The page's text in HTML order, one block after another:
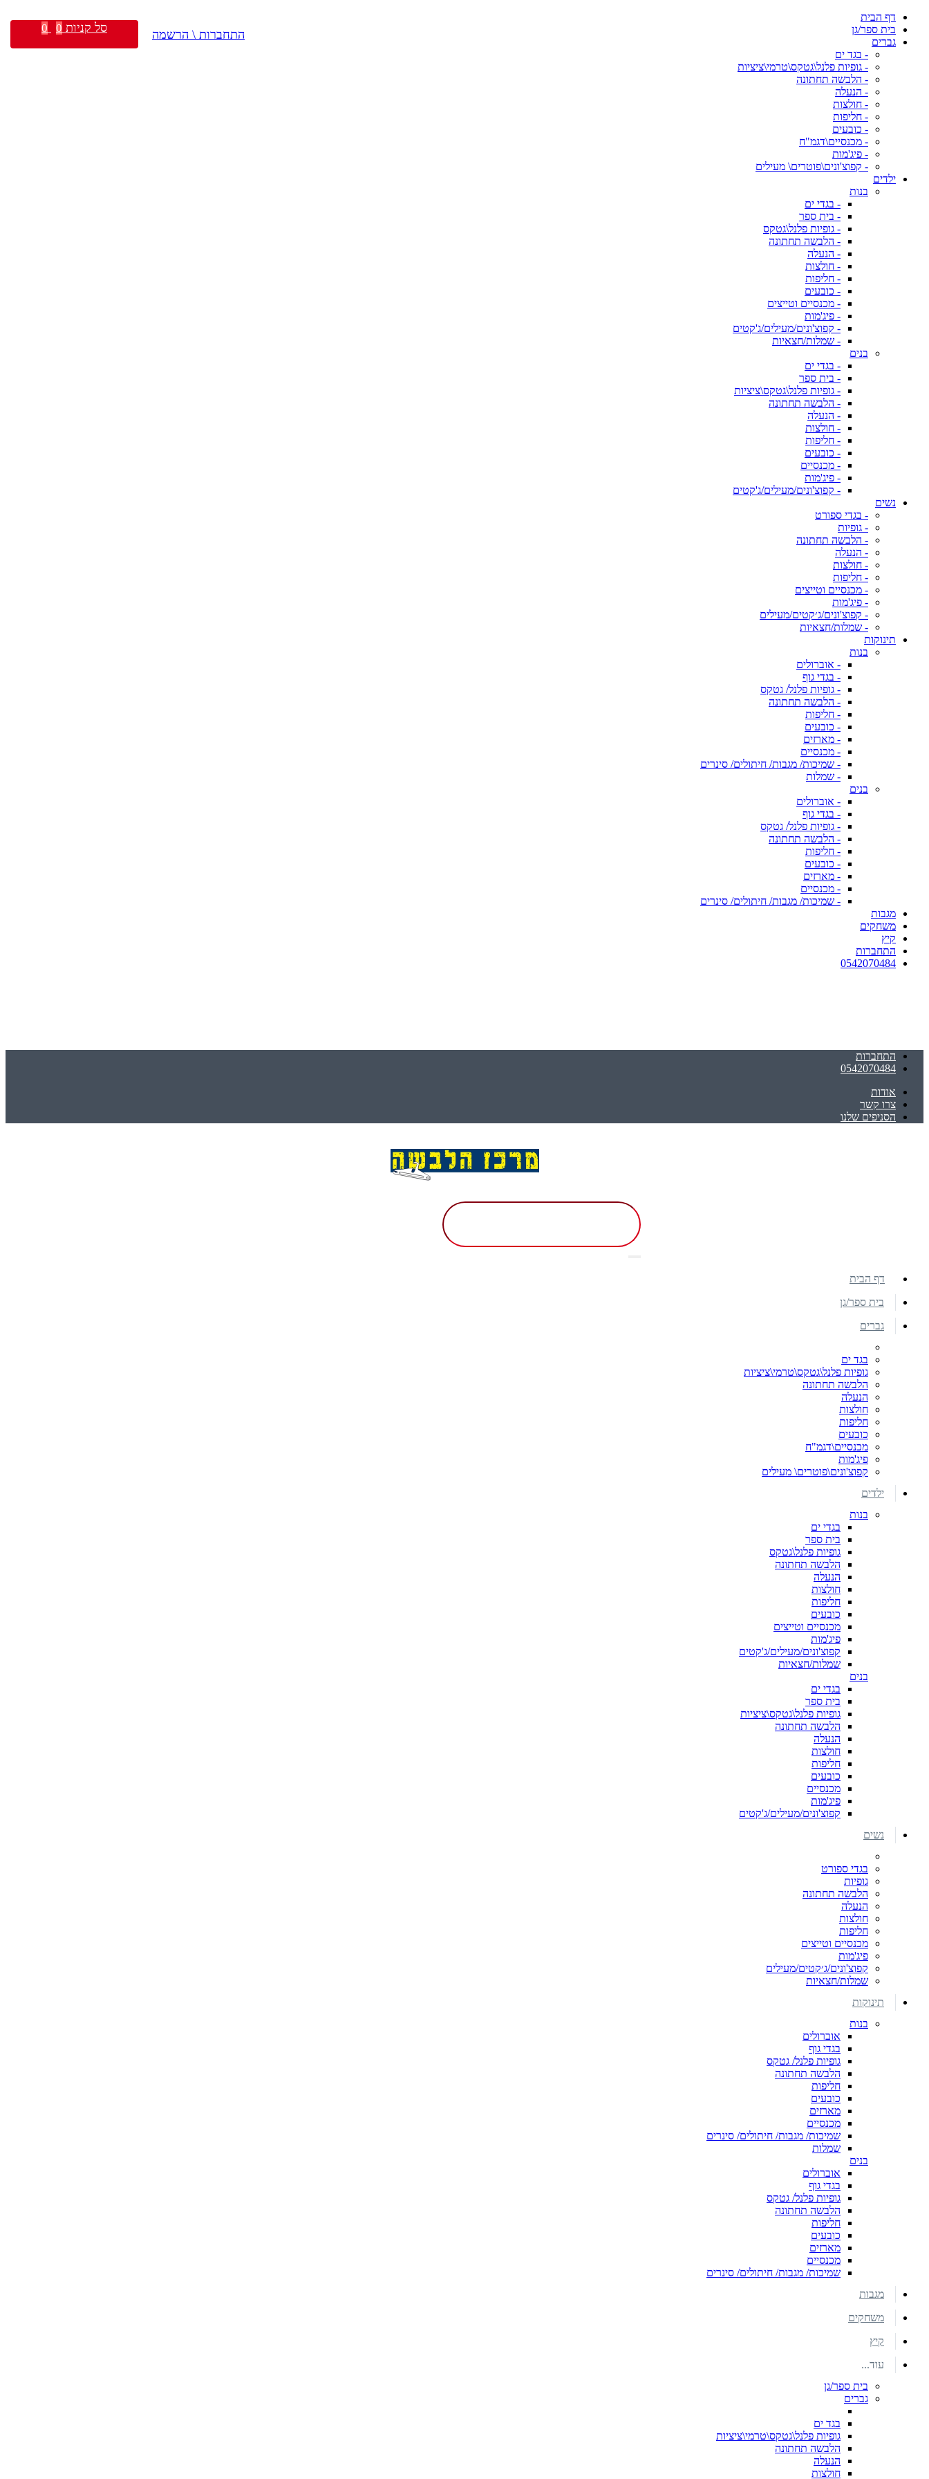
דף הבית
בית ספר/גן
גברים
- בגד ים
- גופיות פלנל\גטקס\טרמי\ציציות
- הלבשה תחתונה
- הנעלה
- חולצות
- חליפות
- כובעים
- מכנסיים\דגמ"ח
- פיג'מות
- קפוצ'ונים\פוטרים\ מעילים
ילדים
בנות
- בגדי ים
- בית ספר
- גופיות פלנל\גטקס
- הלבשה תחתונה
- הנעלה
- חולצות
- חליפות
- כובעים
- מכנסיים וטייצים
- פיג'מות
- קפוצ'ונים/מעילים/ג'קטים
- שמלות/חצאיות
בנים
- בגדי ים
- בית ספר
- גופיות פלנל\גטקס\ציציות
- הלבשה תחתונה
- הנעלה
- חולצות
- חליפות
- כובעים
- מכנסיים
- פיג'מות
- קפוצ'ונים/מעילים/ג'קטים
נשים
- בגדי ספורט
- גופיות
- הלבשה תחתונה
- הנעלה
- חולצות
- חליפות
- מכנסיים וטייצים
- פיג'מות
- קפוצ'ונים/ג׳קטים/מעילים
- שמלות/חצאיות
תינוקות
בנות
- אוברולים
- בגדי גוף
- גופיות פלנל/ גטקס
- הלבשה תחתונה
- חליפות
- כובעים
- מארזים
- מכנסיים
- שמיכות/ מגבות/ חיתולים/ סינרים
- שמלות
בנים
- אוברולים
- בגדי גוף
- גופיות פלנל/ גטקס
- הלבשה תחתונה
- חליפות
- כובעים
- מארזים
- מכנסיים
- שמיכות/ מגבות/ חיתולים/ סינרים
מגבות
משחקים
קיץ
התחברות
0542070484
התחברות
0542070484
אודות
צרו קשר
הסניפים שלנו
התחברות \ הרשמה סל קניות 0
0
דף הבית
בית ספר/גן
גברים
בגד ים
גופיות פלנל\גטקס\טרמי\ציציות
הלבשה תחתונה
הנעלה
חולצות
חליפות
כובעים
מכנסיים\דגמ"ח
פיג'מות
קפוצ'ונים\פוטרים\ מעילים
ילדים
בנות
בגדי ים
בית ספר
גופיות פלנל\גטקס
הלבשה תחתונה
הנעלה
חולצות
חליפות
כובעים
מכנסיים וטייצים
פיג'מות
קפוצ'ונים/מעילים/ג'קטים
שמלות/חצאיות
בנים
בגדי ים
בית ספר
גופיות פלנל\גטקס\ציציות
הלבשה תחתונה
הנעלה
חולצות
חליפות
כובעים
מכנסיים
פיג'מות
קפוצ'ונים/מעילים/ג'קטים
נשים
בגדי ספורט
גופיות
הלבשה תחתונה
הנעלה
חולצות
חליפות
מכנסיים וטייצים
פיג'מות
קפוצ'ונים/ג׳קטים/מעילים
שמלות/חצאיות
תינוקות
בנות
אוברולים
בגדי גוף
גופיות פלנל/ גטקס
הלבשה תחתונה
חליפות
כובעים
מארזים
מכנסיים
שמיכות/ מגבות/ חיתולים/ סינרים
שמלות
בנים
אוברולים
בגדי גוף
גופיות פלנל/ גטקס
הלבשה תחתונה
חליפות
כובעים
מארזים
מכנסיים
שמיכות/ מגבות/ חיתולים/ סינרים
מגבות
משחקים
קיץ
עוד...
בית ספר/גן
גברים
בגד ים
גופיות פלנל\גטקס\טרמי\ציציות
הלבשה תחתונה
הנעלה
חולצות